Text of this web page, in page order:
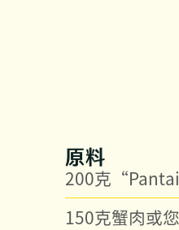
原料
200克
150克蟹肉或